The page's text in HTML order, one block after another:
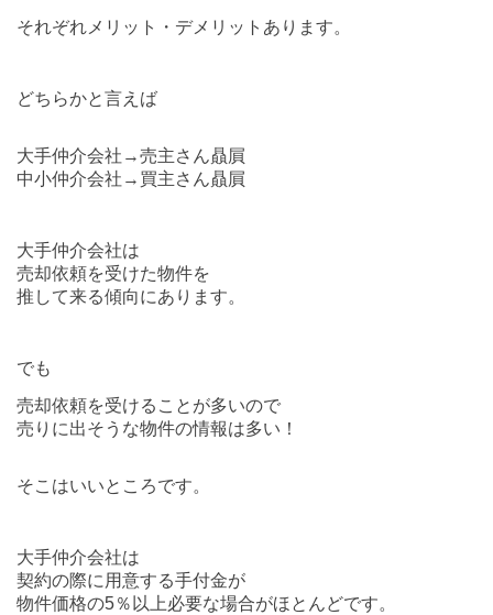
それぞれメリット・デメリットあります。
どちらかと言えば
大手仲介会社→売主さん贔屓
中小仲介会社→買主さん贔屓
大手仲介会社は
売却依頼を受けた物件を
推して来る傾向にあります。
でも
売却依頼を受けることが多いので
売りに出そうな物件の情報は多い！
そこはいいところです。
大手仲介会社は
契約の際に用意する手付金が
物件価格の5％以上必要な場合がほとんどです。